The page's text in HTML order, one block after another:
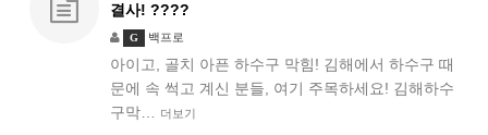
결사! ????
G 백프로
아이고, 골치 아픈 하수구 막힘! 김해에서 하수구 때
문에 속 썩고 계신 분들, 여기 주목하세요! 김해하수
구막…
더보기